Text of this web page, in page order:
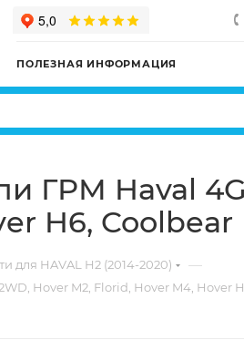
ПОЛЕЗНАЯ ИНФОРМАЦИЯ
ГРМ Haval
H6,
для HAVAL H2 (2014-2020) —
Hover M2, Florid, Hover M4,